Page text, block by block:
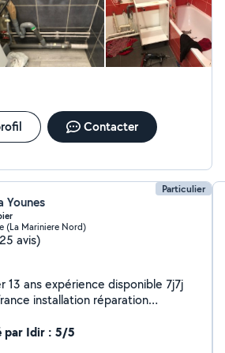
lorsqu’il peut éviter des dépenses à son
plus à passer du temps à donner des
rassurant. Nous le
Contacter
Particulier
Younes
(La Mariniere Nord)
avis)
par Idir : 5/5